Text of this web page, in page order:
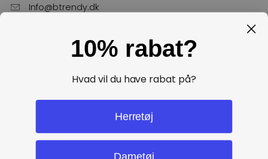
Info@btrendy.dk
Hverdage fra kl. 10 - 16
10% rabat?
Hvad vil du have rabat på?
Herretøj